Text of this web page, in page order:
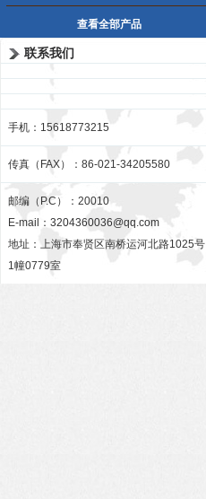
查看全部产品
联系我们
手机：15618773215
传真（FAX）：86-021-34205580
邮编（P.C）：20010
E-mail： 3204360036@qq.com
地址：上海市奉贤区南桥运河北路1025号
1幢0779室